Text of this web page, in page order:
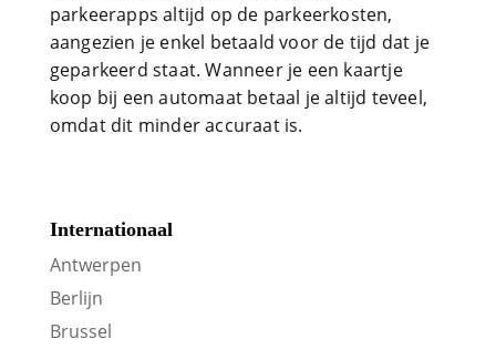
parkeerapps altijd op de parkeerkosten,
aangezien je enkel betaald voor de tijd dat je
geparkeerd staat. Wanneer je een kaartje
koop bij een automaat betaal je altijd teveel,
omdat dit minder accuraat is.
Internationaal
Antwerpen
Berlijn
Brussel